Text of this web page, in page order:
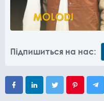
Підпишиться на нас: